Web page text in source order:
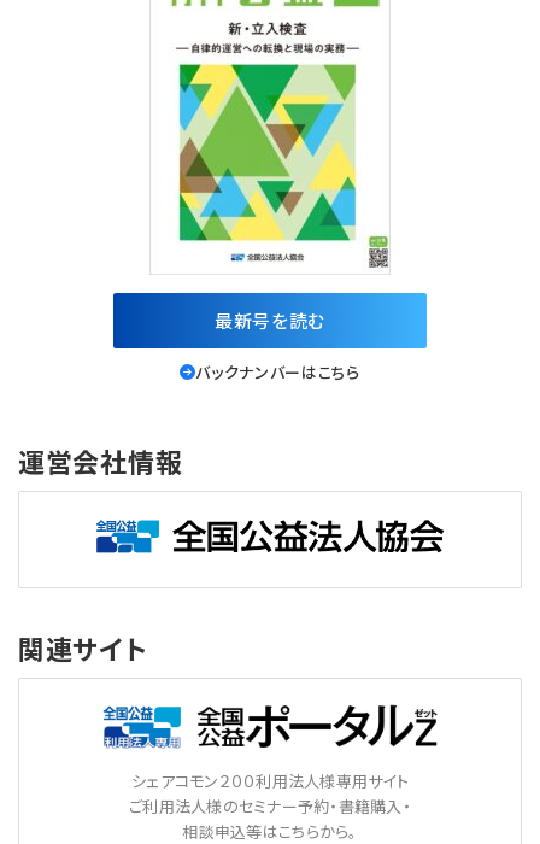
最新号を読む
バックナンバーはこちら
運営会社情報
関連サイト
シェアコモン２００利用法人様専用サイト
ご利用法人様のセミナー予約・書籍購入・
相談申込等はこちらから。